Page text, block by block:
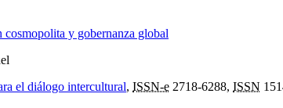
cosmopolita y gobernanza global
el diálogo intercultural, ISSN-e 2718-6288, ISSN